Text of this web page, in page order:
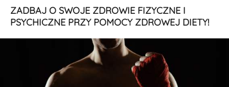
ZADBAJ O SWOJE ZDROWIE FIZYCZNE I
PSYCHICZNE PRZY POMOCY ZDROWEJ DIETY!